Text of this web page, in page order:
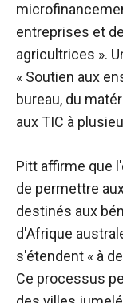
entreprises et
agricultrices ».
« Soutien aux
bureau, du
aux TIC à
Pitt affirme que
de permettre
destinés aux
d'Afrique
s'étendent « à
Ce processus